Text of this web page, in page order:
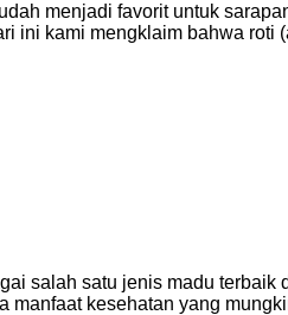
menjadi favorit untuk
ini kami mengklaim bahwa
salah satu jenis madu
manfaat kesehatan yang